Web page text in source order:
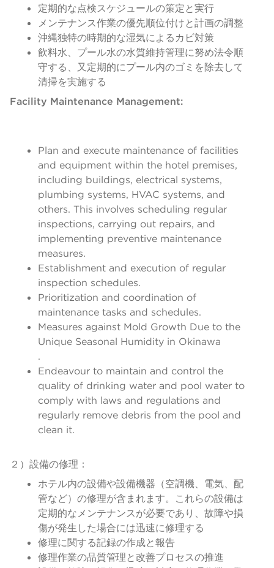
定期的な点検スケジュールの策定と実行
メンテナンス作業の優先順位付けと計画の調整
沖縄独特の時期的な湿気によるカビ対策
飲料水、プール水の水質維持管理に努め法令順
守する、又定期的にプール内のゴミを除去して
清掃を実施する
Facility Maintenance Management:
Plan and execute maintenance of facilities
and equipment within the hotel premises,
including buildings, electrical systems,
plumbing systems, HVAC systems, and
others. This involves scheduling regular
inspections, carrying out repairs, and
implementing preventive maintenance
measures.
Establishment and execution of regular
inspection schedules.
Prioritization and coordination of
maintenance tasks and schedules.
Measures against Mold Growth Due to the
Unique Seasonal Humidity in Okinawa
.
Endeavour to maintain and control the
quality of drinking water and pool water to
comply with laws and regulations and
regularly remove debris from the pool and
clean it.
２）設備の修理：
ホテル内の設備や設備機器（空調機、電気、配
管など）の修理が含まれます。これらの設備は
定期的なメンテナンスが必要であり、故障や損
傷が発生した場合には迅速に修理する
修理に関する記録の作成と報告
修理作業の品質管理と改善プロセスの推進